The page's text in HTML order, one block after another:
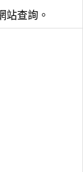
站查詢。